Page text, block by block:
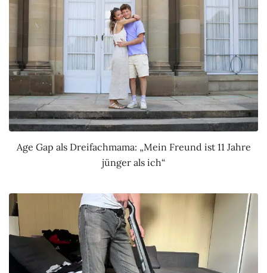
Age Gap als Dreifachmama: „Mein Freund ist 11 Jahre
jünger als ich“